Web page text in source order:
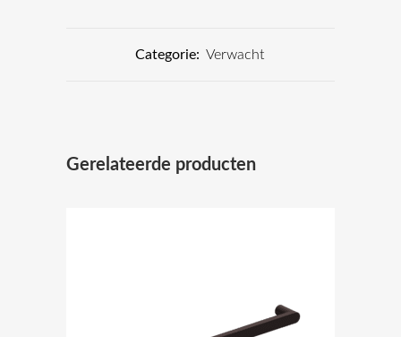
Categorie: Verwacht
Gerelateerde producten